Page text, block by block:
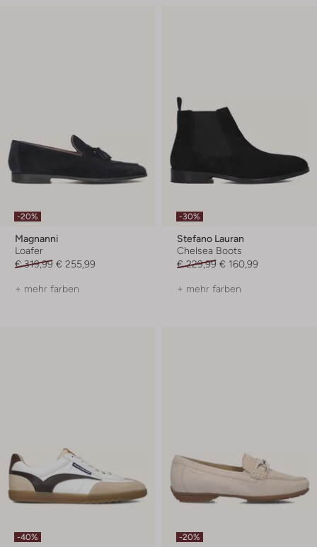
-20%
Magnanni
Loafer
€ 319,99 € 255,99
+ mehr farben
-30%
Stefano Lauran
Chelsea Boots
€ 229,99 € 160,99
+ mehr farben
-40% -20%